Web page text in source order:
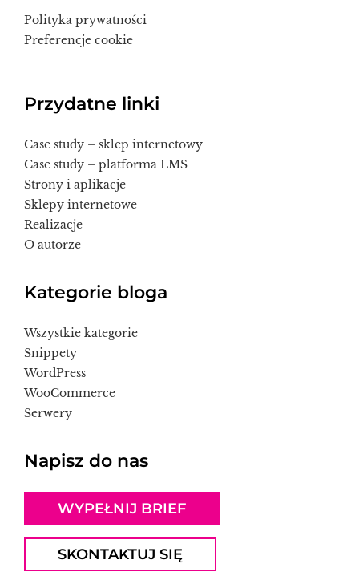
Polityka prywatności
Preferencje cookie
Przydatne linki
Case study – sklep internetowy
Case study – platforma LMS
Strony i aplikacje
Sklepy internetowe
Realizacje
O autorze
Kategorie bloga
Wszystkie kategorie
Snippety
WordPress
WooCommerce
Serwery
Napisz do nas
WYPEŁNIJ BRIEF
SKONTAKTUJ SIĘ